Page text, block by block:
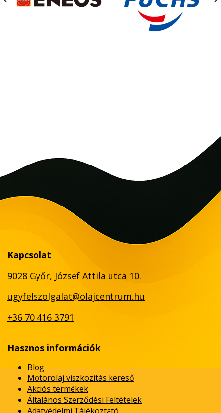
Kapcsolat
9028 Győr, József Attila utca 10.
ugyfelszolgalat@olajcentrum.hu
+36 70 416 3791
Hasznos információk
Blog
Motorolaj viszkozitás kereső
Akciós termékek
Általános Szerződési Feltételek
Adatvédelmi Tájékoztató